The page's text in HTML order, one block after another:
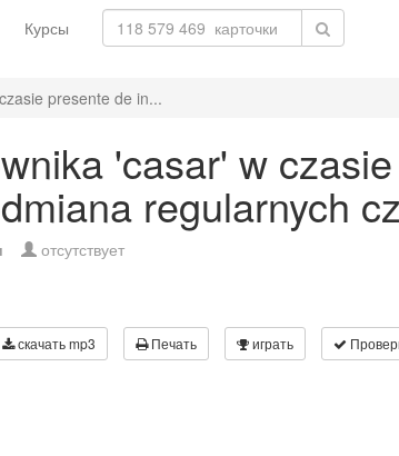
Курсы
presente de in...
'casar' w
regularnych
отсутствует
скачать mp3 Печать играть